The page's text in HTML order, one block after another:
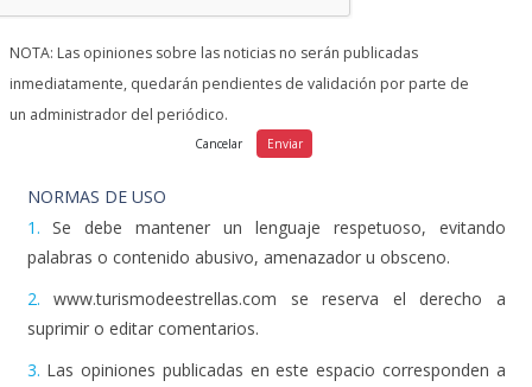
NOTA: Las opiniones sobre las noticias no serán publicadas
inmediatamente, quedarán pendientes de validación por parte de
un administrador del periódico.
NORMAS DE USO
1. Se debe mantener un lenguaje respetuoso, evitando
palabras o contenido abusivo, amenazador u obsceno.
2. www.turismodeestrellas.com se reserva el derecho a
suprimir o editar comentarios.
3. Las opiniones publicadas en este espacio corresponden a